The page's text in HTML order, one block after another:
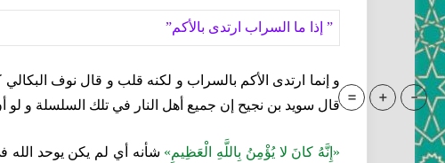
” إذا ما السراب ارتدى بالأكم”
و إنما ارتدى الأكم بالسراب و لكنه قلب و قال نوف
قال سويد بن نجيح إن جميع أهل النار في تلك السلسلة و
«إِنَّهُ كانَ لا يُؤْمِنُ بِاللَّهِ الْعَظِيمِ» شأنه أي لم يكن يوحد الله
-
+
=